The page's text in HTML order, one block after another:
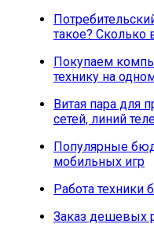
такое? Сколько
Покупаем
технику на
Витая пара для
сетей, линий
Популярные
мобильных игр
Работа техники
Заказ дешевых